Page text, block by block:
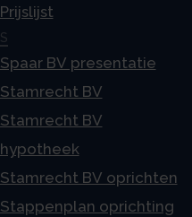
Prijslijst
S
Spaar BV presentatie
Stamrecht BV
Stamrecht BV
hypotheek
Stamrecht BV oprichten
Stappenplan oprichting